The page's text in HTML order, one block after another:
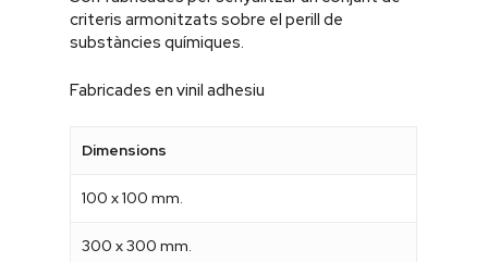
criteris armonitzats sobre el perill de
substàncies químiques.
Fabricades en vinil adhesiu
Dimensions
100 x 100 mm.
300 x 300 mm.